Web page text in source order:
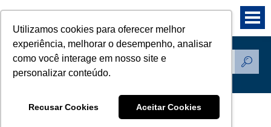
Utilizamos cookies para oferecer melhor
experiência, melhorar o desempenho, analisar
como você interage em nosso site e
personalizar conteúdo.
Recusar Cookies Aceitar Cookies
Produtos